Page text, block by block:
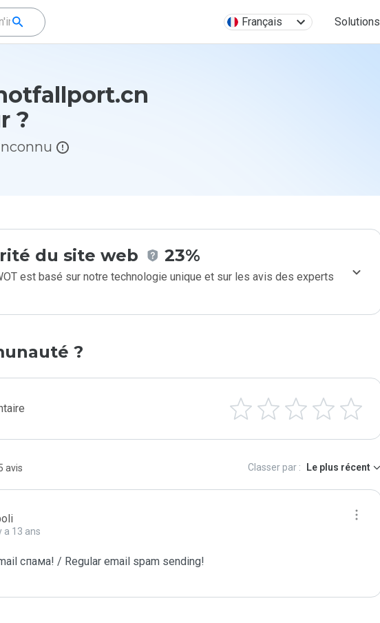
Français Solutions
?
du site web 23%
est basé sur notre technologie unique et sur les avis des experts
?
avis Classer par : Le plus récent
a 13 ans
спама! / Regular email spam sending!